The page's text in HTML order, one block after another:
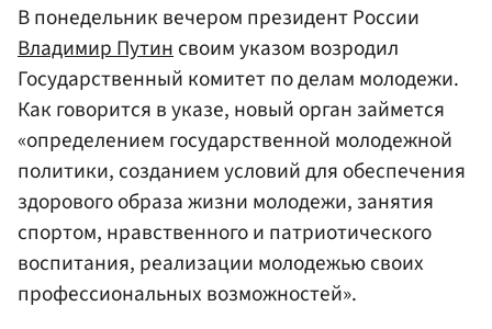
В понедельник вечером президент России
Владимир Путин своим указом возродил
Государственный комитет по делам молодежи.
Как говорится в указе, новый орган займется
«определением государственной молодежной
политики, созданием условий для обеспечения
здорового образа жизни молодежи, занятия
спортом, нравственного и патриотического
воспитания, реализации молодежью своих
профессиональных возможностей».